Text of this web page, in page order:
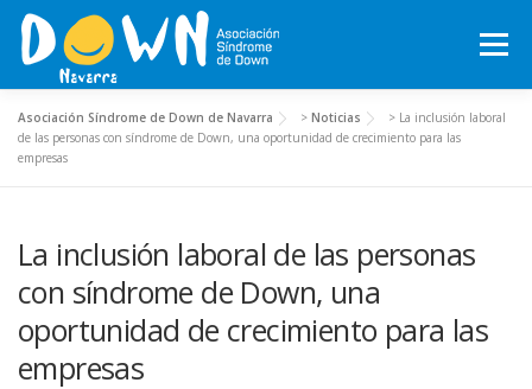
Saltar
contenido
Menú
INICIO CONÓCENOS SÍNDROME DE DOWN
TRABAJA EN LA ASOCIACIÓN
Asociación Síndrome de Down de Navarra > Noticias > La inclusión laboral
de las personas con síndrome de Down, una oportunidad de crecimiento para las
empresas
La inclusión laboral de las personas
con síndrome de Down, una
oportunidad de crecimiento para las
empresas